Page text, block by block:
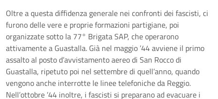
Oltre a questa diffidenza generale nei confronti dei fascisti, ci
furono delle vere e proprie formazioni partigiane, poi
organizzate sotto la 77° Brigata SAP, che operarono
attivamente a Guastalla. Già nel maggio ’44 avviene il primo
assalto al posto d’avvistamento aereo di San Rocco di
Guastalla, ripetuto poi nel settembre di quell’anno, quando
vengono anche interrotte le linee telefoniche da Reggio.
Nell’ottobre ’44 inoltre, i fascisti si preparano ad evacuare i